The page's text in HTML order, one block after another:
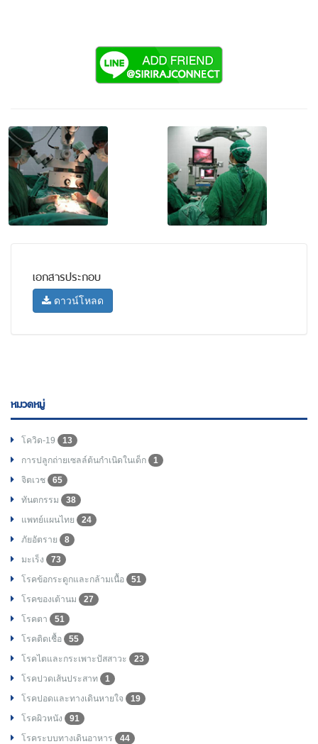
เอกสารประกอบ
ดาวน์โหลด
หมวดหมู่
โควิด-19
13
การปลูกถ่ายเซลล์ต้นกำเนิดในเด็ก
1
จิตเวช
65
ทันตกรรม
38
แพทย์แผนไทย
24
ภัยอัตราย
8
มะเร็ง
73
โรคข้อกระดูกและกล้ามเนื้อ
51
โรคของเต้านม
27
โรคตา
51
โรคติดเชื้อ
55
โรคไตและกระเพาะปัสสาวะ
23
โรคปวดเส้นประสาท
1
โรคปอดและทางเดินหายใจ
19
โรคผิวหนัง
91
โรคระบบทางเดินอาหาร
44